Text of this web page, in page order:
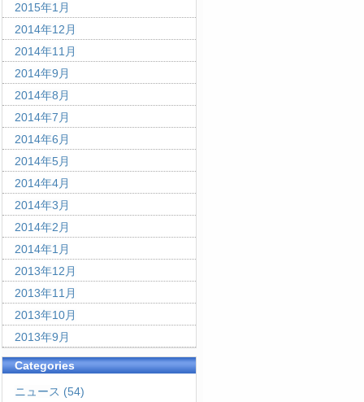
2015年1月
2014年12月
2014年11月
2014年9月
2014年8月
2014年7月
2014年6月
2014年5月
2014年4月
2014年3月
2014年2月
2014年1月
2013年12月
2013年11月
2013年10月
2013年9月
Categories
ニュース (54)